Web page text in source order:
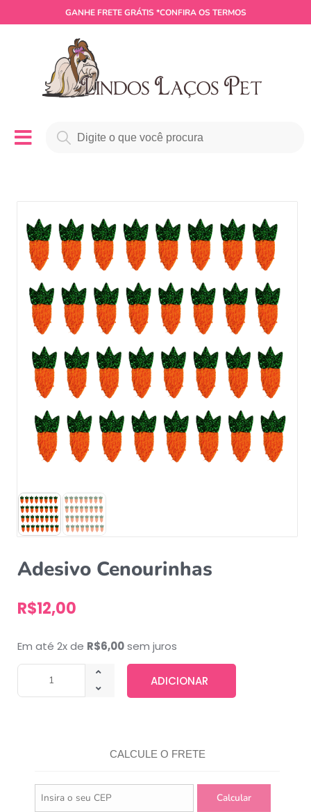
GANHE FRETE GRÁTIS *CONFIRA OS TERMOS
Adesivo Cenourinhas
R$12,00
Em até 2x de R$6,00sem juros
ADICIONAR
CALCULE O FRETE